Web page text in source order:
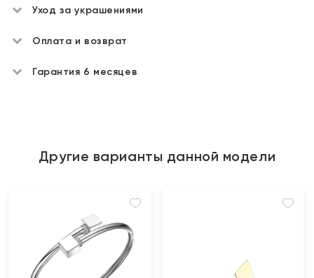
Уход за украшениями
Оплата и возврат
Гарантия 6 месяцев
Другие варианты данной модели